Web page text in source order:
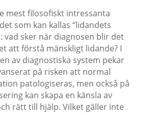
mest filosofiskt intressanta
som kan kallas “lidandets
vad sker när diagnosen blir det
att förstå mänskligt lidande? I
av diagnostiska system pekar
på risken att normal
patologiseras, men också på
kan skapa en känsla av
rätt till hjälp. Vilket gäller inte